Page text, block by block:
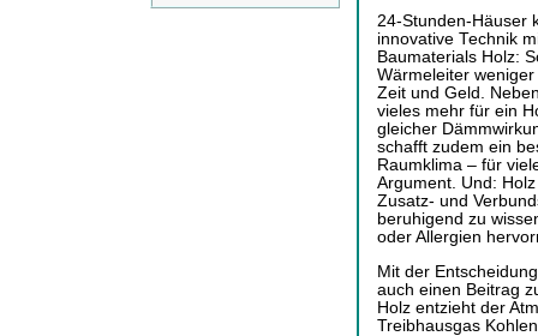
24-Stunden-Häuser
innovative Technik
Baumaterials Holz:
Wärmeleiter
Zeit und Geld.
vieles mehr für ein
gleicher
schafft zudem ein
Raumklima – für
Argument. Und:
Zusatz- und
beruhigend zu
oder Allergien
Mit der
auch einen Beitrag
Holz entzieht der
Treibhausgas